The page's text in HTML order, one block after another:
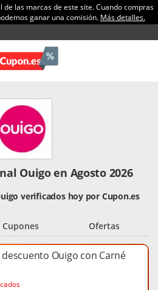
las marcas de este site. Cuando compras
ganar una comisión. Más detalles.
Ouigo en Agosto 2026
verificados hoy por Cupon.es
Cupones Ofertas
descuento Ouigo con Carné